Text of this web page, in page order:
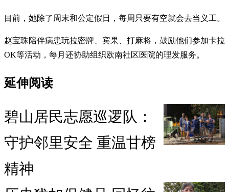
目前，她除了周末和公定假日，每周只要有空就会去当义工。
赵宝珠陪伴病患玩拉密牌、宾果、打麻将，鼓励他们参加卡拉
OK等活动，每月还协助组织欧南社区医院的理发服务。
延伸阅读
碧山居民志愿巡逻队：
守护邻里安全 重温甘榜
精神